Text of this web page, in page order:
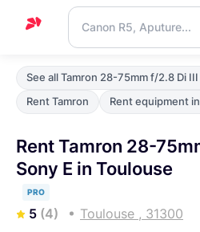
Home
Support
Contact
us
See all Tamron 28-75mm f/2.8 Di
Rent Tamron
Rent equipment
Rent Tamron 28-
Sony E in Toulouse
PRO
5 (4) Toulouse , 31300